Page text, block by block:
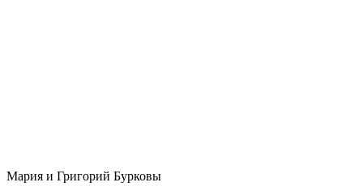
Мария и Григорий Бурковы